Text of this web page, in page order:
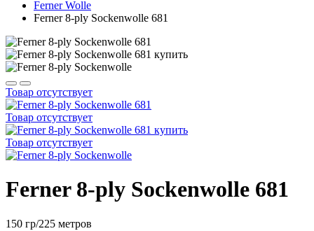
Ferner Wolle
Ferner 8-ply Sockenwolle 681
Товар отсутствует
Товар отсутствует
Товар отсутствует
Ferner 8-ply Sockenwolle 681
150 гр/225 метров